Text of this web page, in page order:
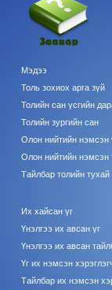
Мэдээ
Толь зохиох арга зүй
Толийн сан үсгийн
Толийн зургийн сан
Олон нийтийн нэмсэн
Олон нийтийн нэмсэн
Тайлбар толийн тухай
Их хайсан үг
Үнэлгээ их авсан үг
Үнэлгээ их авсан
Үг их нэмсэн
Тайлбар их нэмсэн